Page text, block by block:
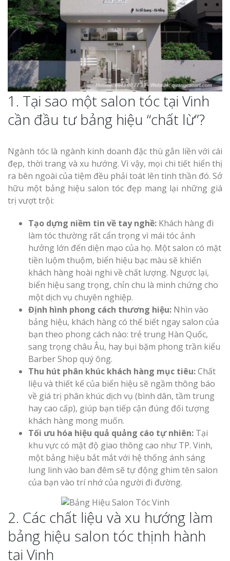
1. Tại sao một salon tóc tại Vinh
cần đầu tư bảng hiệu “chất lừ”?
Ngành tóc là ngành kinh doanh đặc thù gắn liền với cái
đẹp, thời trang và xu hướng. Vì vậy, mọi chi tiết hiển thị
ra bên ngoài của tiệm đều phải toát lên tinh thần đó. Sở
hữu một bảng hiệu salon tóc đẹp mang lại những giá
trị vượt trội:
Tạo dựng niềm tin về tay nghề: Khách hàng đi
làm tóc thường rất cẩn trọng vì mái tóc ảnh
hưởng lớn đến diện mạo của họ. Một salon có mặt
tiền luộm thuộm, biển hiệu bạc màu sẽ khiến
khách hàng hoài nghi về chất lượng. Ngược lại,
biển hiệu sang trọng, chỉn chu là minh chứng cho
một dịch vụ chuyên nghiệp.
Định hình phong cách thương hiệu: Nhìn vào
bảng hiệu, khách hàng có thể biết ngay salon của
bạn theo phong cách nào: trẻ trung Hàn Quốc,
sang trọng châu Âu, hay bụi bặm phong trần kiểu
Barber Shop quý ông.
Thu hút phân khúc khách hàng mục tiêu:Chất
liệu và thiết kế của biển hiệu sẽ ngầm thông báo
về giá trị phân khúc dịch vụ (bình dân, tầm trung
hay cao cấp), giúp bạn tiếp cận đúng đối tượng
khách hàng mong muốn.
Tối ưu hóa hiệu quả quảng cáo tự nhiên: Tại
khu vực có mật độ giao thông cao như TP. Vinh,
một bảng hiệu bắt mắt với hệ thống ánh sáng
lung linh vào ban đêm sẽ tự động ghim tên salon
của bạn vào trí nhớ của người đi đường.
2. Các chất liệu và xu hướng làm
bảng hiệu salon tóc thịnh hành
tại Vinh